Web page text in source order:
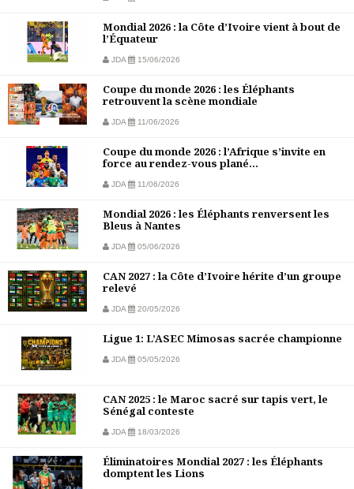
Mondial 2026 : la Côte d’Ivoire vient à bout de
l’Équateur
JDA 15/06/2026
Coupe du monde 2026 : les Éléphants
retrouvent la scène mondiale
JDA 11/06/2026
Coupe du monde 2026 : l’Afrique s’invite en
force au rendez-vous plané...
JDA 11/06/2026
Mondial 2026 : les Éléphants renversent les
Bleus à Nantes
JDA 05/06/2026
CAN 2027 : la Côte d’Ivoire hérite d’un groupe
relevé
JDA 20/05/2026
Ligue 1: L’ASEC Mimosas sacrée championne
JDA 05/05/2026
CAN 2025 : le Maroc sacré sur tapis vert, le
Sénégal conteste
JDA 18/03/2026
Éliminatoires Mondial 2027 : les Éléphants
domptent les Lions